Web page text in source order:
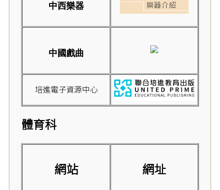
中西樂器
中國戲曲
培進電子資源中心
體育科
網站 網址